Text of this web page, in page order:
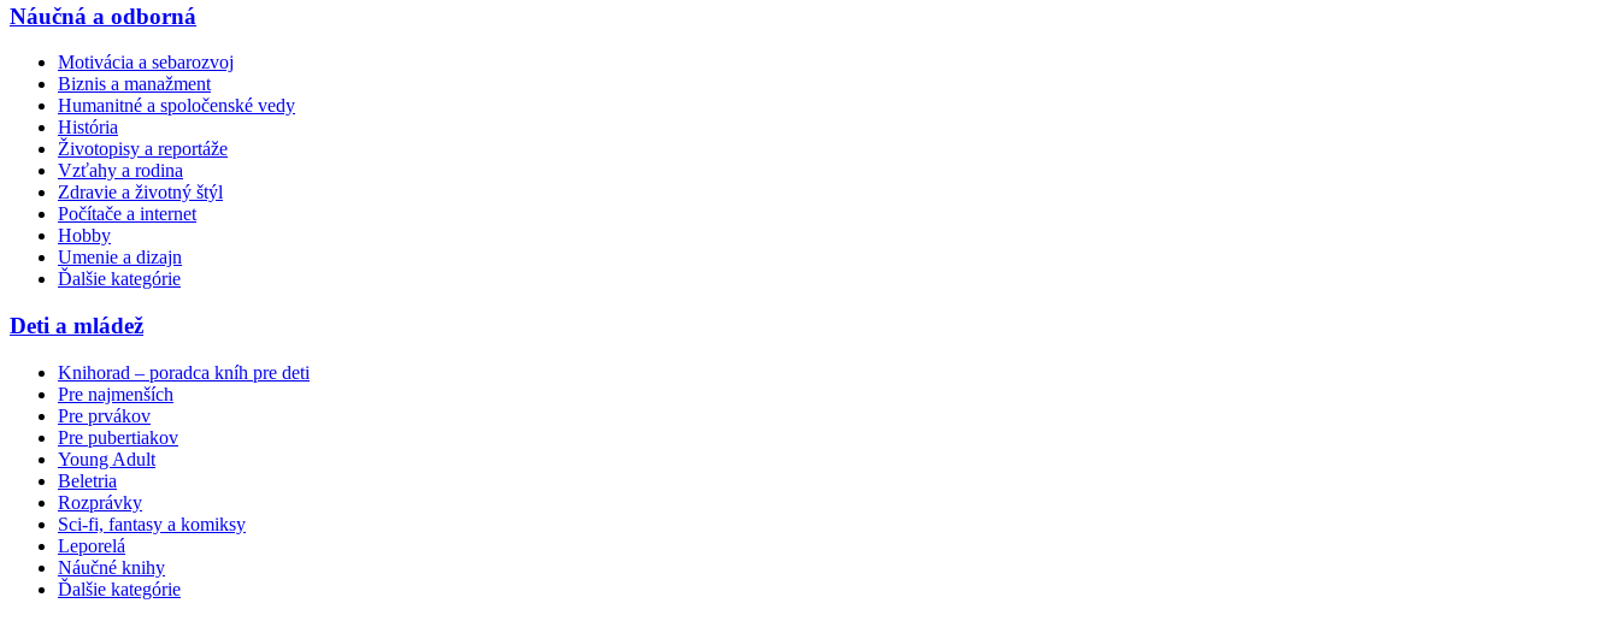
Náučná a odborná
Motivácia a sebarozvoj
Biznis a manažment
Humanitné a spoločenské vedy
História
Životopisy a reportáže
Vzťahy a rodina
Zdravie a životný štýl
Počítače a internet
Hobby
Umenie a dizajn
Ďalšie kategórie
Deti a mládež
Knihorad – poradca kníh pre deti
Pre najmenších
Pre prvákov
Pre pubertiakov
Young Adult
Beletria
Rozprávky
Sci-fi, fantasy a komiksy
Leporelá
Náučné knihy
Ďalšie kategórie